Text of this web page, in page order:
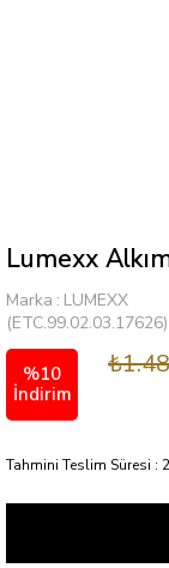
Lumexx
Marka : LUMEXX
(ETC.99.02.03.17626)
%10
İndirim
Tahmini Teslim Süresi :